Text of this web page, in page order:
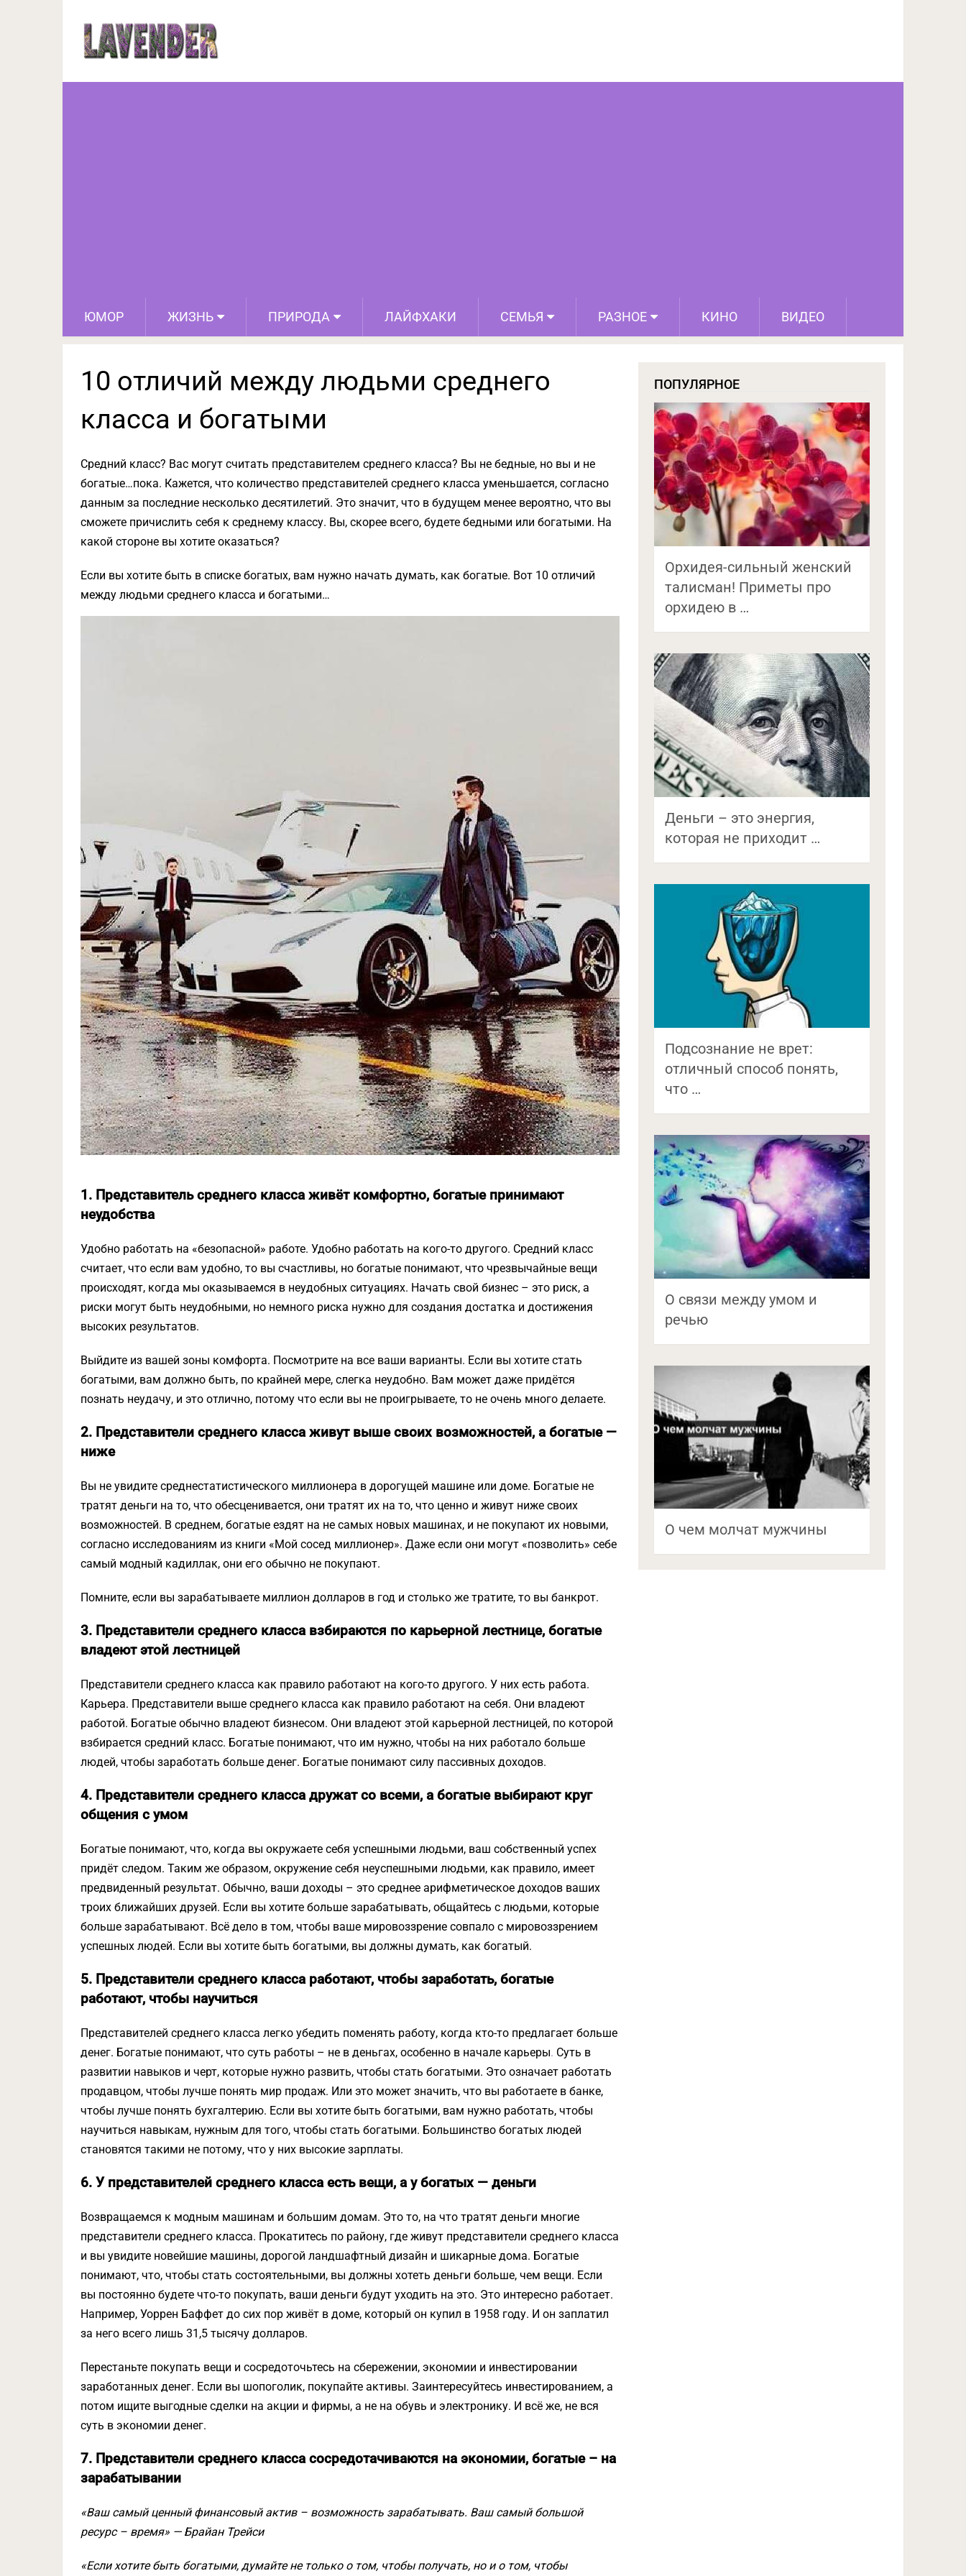
ЮМОР ЖИЗНЬ ПРИРОДА ЛАЙФХАКИ СЕМЬЯ РАЗНОЕ КИНО ВИДЕО
10 отличий между людьми среднего класса и богатыми
10 отличий между людьми среднего
класса и богатыми
Средний класс? Вас могут считать представителем среднего класса? Вы не бедные, но вы и не
богатые…пока. Кажется, что количество представителей среднего класса уменьшается, согласно
данным за последние несколько десятилетий. Это значит, что в будущем менее вероятно, что вы
сможете причислить себя к среднему классу. Вы, скорее всего, будете бедными или богатыми. На
какой стороне вы хотите оказаться?
Если вы хотите быть в списке богатых, вам нужно начать думать, как богатые. Вот 10 отличий
между людьми среднего класса и богатыми…
1. Представитель среднего класса живёт комфортно, богатые принимают
неудобства
Удобно работать на «безопасной» работе. Удобно работать на кого-то другого. Средний класс
считает, что если вам удобно, то вы счастливы, но богатые понимают, что чрезвычайные вещи
происходят, когда мы оказываемся в неудобных ситуациях. Начать свой бизнес – это риск, а
риски могут быть неудобными, но немного риска нужно для создания достатка и достижения
высоких результатов.
Выйдите из вашей зоны комфорта. Посмотрите на все ваши варианты. Если вы хотите стать
богатыми, вам должно быть, по крайней мере, слегка неудобно. Вам может даже придётся
познать неудачу, и это отлично, потому что если вы не проигрываете, то не очень много делаете.
2. Представители среднего класса живут выше своих возможностей, а богатые —
ниже
Вы не увидите среднестатистического миллионера в дорогущей машине или доме. Богатые не
тратят деньги на то, что обесценивается, они тратят их на то, что ценно и живут ниже своих
возможностей. В среднем, богатые ездят на не самых новых машинах, и не покупают их новыми,
согласно исследованиям из книги «Мой сосед миллионер». Даже если они могут «позволить» себе
самый модный кадиллак, они его обычно не покупают.
Помните, если вы зарабатываете миллион долларов в год и столько же тратите, то вы банкрот.
3. Представители среднего класса взбираются по карьерной лестнице, богатые
владеют этой лестницей
Представители среднего класса как правило работают на кого-то другого. У них есть работа.
Карьера. Представители выше среднего класса как правило работают на себя. Они владеют
работой. Богатые обычно владеют бизнесом. Они владеют этой карьерной лестницей, по которой
взбирается средний класс. Богатые понимают, что им нужно, чтобы на них работало больше
людей, чтобы заработать больше денег. Богатые понимают силу пассивных доходов.
4. Представители среднего класса дружат со всеми, а богатые выбирают круг
общения с умом
Богатые понимают, что, когда вы окружаете себя успешными людьми, ваш собственный успех
придёт следом. Таким же образом, окружение себя неуспешными людьми, как правило, имеет
предвиденный результат. Обычно, ваши доходы – это среднее арифметическое доходов ваших
троих ближайших друзей. Если вы хотите больше зарабатывать, общайтесь с людьми, которые
больше зарабатывают. Всё дело в том, чтобы ваше мировоззрение совпало с мировоззрением
успешных людей. Если вы хотите быть богатыми, вы должны думать, как богатый.
5. Представители среднего класса работают, чтобы заработать, богатые
работают, чтобы научиться
Представителей среднего класса легко убедить поменять работу, когда кто-то предлагает больше
денег. Богатые понимают, что суть работы – не в деньгах, особенно в начале карьеры. Суть в
развитии навыков и черт, которые нужно развить, чтобы стать богатыми. Это означает работать
продавцом, чтобы лучше понять мир продаж. Или это может значить, что вы работаете в банке,
чтобы лучше понять бухгалтерию. Если вы хотите быть богатыми, вам нужно работать, чтобы
научиться навыкам, нужным для того, чтобы стать богатыми. Большинство богатых людей
становятся такими не потому, что у них высокие зарплаты.
6. У представителей среднего класса есть вещи, а у богатых — деньги
Возвращаемся к модным машинам и большим домам. Это то, на что тратят деньги многие
представители среднего класса. Прокатитесь по району, где живут представители среднего класса
и вы увидите новейшие машины, дорогой ландшафтный дизайн и шикарные дома. Богатые
понимают, что, чтобы стать состоятельными, вы должны хотеть деньги больше, чем вещи. Если
вы постоянно будете что-то покупать, ваши деньги будут уходить на это. Это интересно работает.
Например, Уоррен Баффет до сих пор живёт в доме, который он купил в 1958 году. И он заплатил
за него всего лишь 31,5 тысячу долларов.
Перестаньте покупать вещи и сосредоточьтесь на сбережении, экономии и инвестировании
заработанных денег. Если вы шопоголик, покупайте активы. Заинтересуйтесь инвестированием, а
потом ищите выгодные сделки на акции и фирмы, а не на обувь и электронику. И всё же, не вся
суть в экономии денег.
7. Представители среднего класса сосредотачиваются на экономии, богатые – на
зарабатывании
«Ваш самый ценный финансовый актив – возможность зарабатывать. Ваш самый большой
ресурс – время» — Брайан Трейси
«Если хотите быть богатыми, думайте не только о том, чтобы получать, но и о том, чтобы
ПОПУЛЯРНОЕ
Орхидея-сильный женский
талисман! Приметы про
орхидею в …
Деньги – это энергия,
которая не приходит …
Подсознание не врет:
отличный способ понять,
что …
О связи между умом и
речью
О чем молчат мужчины